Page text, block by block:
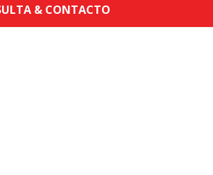
& CONTACTO